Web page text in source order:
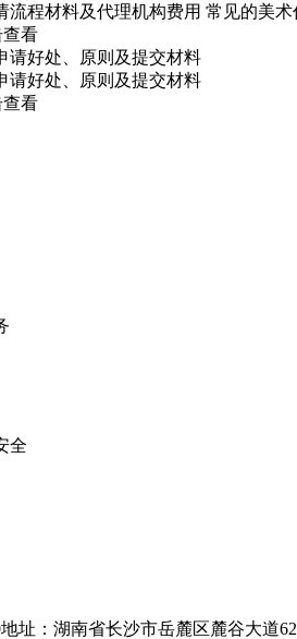
流程材料及代理机构费用 常见的美
查看
请好处、原则及提交材料
请好处、原则及提交材料
查看
全
地址：湖南省长沙市岳麓区麓谷大道